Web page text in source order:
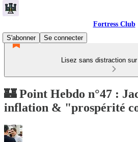
Fortress Club
S'abonner
Se connecter
Lisez sans distraction
🏰 Point Hebdo n°47 :
inflation & "prospérité